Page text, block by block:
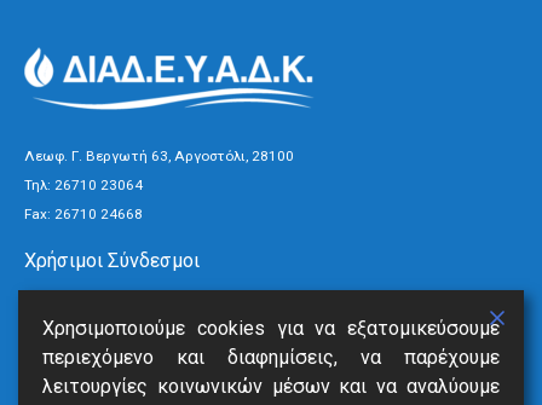
Λεωφ. Γ. Βεργωτή 63, Αργοστόλι, 28100
Τηλ: 26710 23064
Fax: 26710 24668
Χρήσιμοι Σύνδεσμοι
Ανακοινώσεις
Νέα
Επικοινωνία
Χρησιμοποιούμε cookies για να εξατομικεύσουμε
περιεχόμενο και διαφημίσεις, να παρέχουμε
λειτουργίες κοινωνικών μέσων και να αναλύουμε